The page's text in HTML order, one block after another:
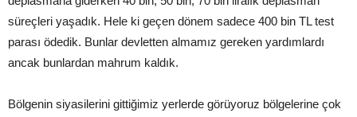
süreçleri yaşadık. Hele ki geçen dönem sadece 400 bin TL test
parası ödedik. Bunlar devletten almamız gereken yardımlardı
ancak bunlardan mahrum kaldık.
Bölgenin siyasilerini gittiğimiz yerlerde görüyoruz bölgelerine çok